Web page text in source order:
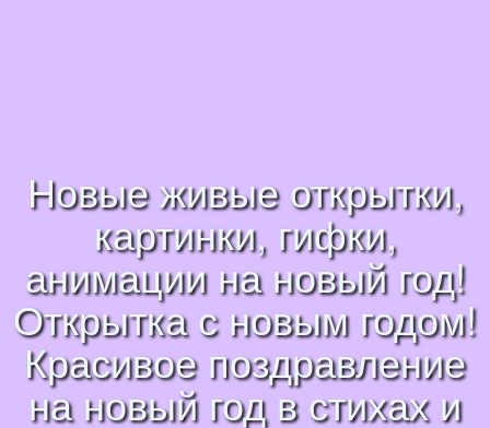
Новые живые открытки,
картинки, гифки,
анимации на новый год!
Открытка с новым годом!
Красивое поздравление
на новый год в стихах и